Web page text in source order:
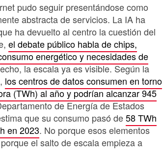
pudo seguir presentándose como
abstracta de servicios. La IA ha
ha devuelto al centro la cuestión del
el debate público habla de chips,
energético y necesidades de
la escala ya es visible. Según la
los centros de datos consumen en torno
(TWh) al año y podrían alcanzar 945
de Energía de Estados
que su consumo pasó de58 TWh
en 2023. No porque esos elementos
el salto de escala empieza a